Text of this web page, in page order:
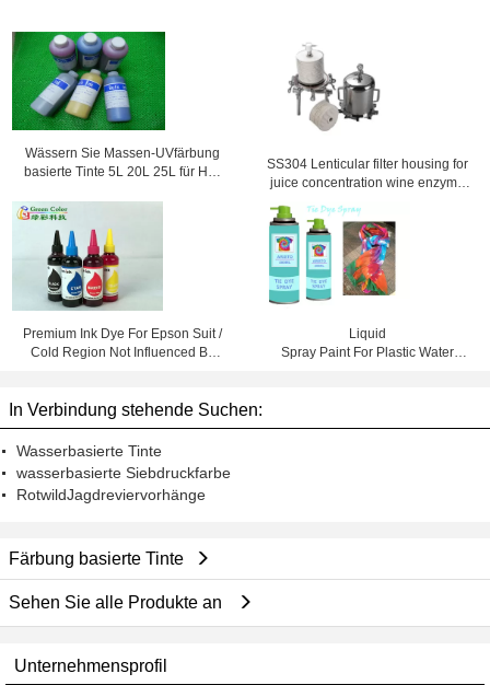
Wässern Sie Massen-UVfärbung
basierte Tinte 5L 20L 25L für HP-
SS304 Lenticular filter housing for
juice concentration wine enzyme
Premium Ink Dye For Epson Suit /
Cold Region Not Influenced By
Liquid
Spray Paint For Plastic Water
In Verbindung stehende Suchen:
Wasserbasierte Tinte
wasserbasierte Siebdruckfarbe
RotwildJagdreviervorhänge
Färbung basierte Tinte
Sehen Sie alle Produkte an
Unternehmensprofil